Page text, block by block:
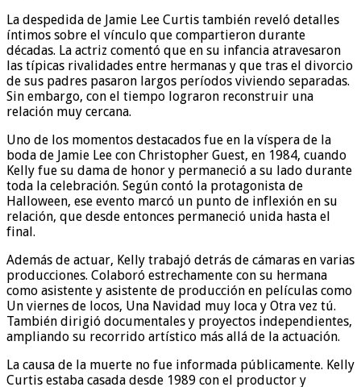
La despedida de Jamie Lee Curtis también reveló detalles
íntimos sobre el vínculo que compartieron durante
décadas. La actriz comentó que en su infancia atravesaron
las típicas rivalidades entre hermanas y que tras el divorcio
de sus padres pasaron largos períodos viviendo separadas.
Sin embargo, con el tiempo lograron reconstruir una
relación muy cercana.
Uno de los momentos destacados fue en la víspera de la
boda de Jamie Lee con Christopher Guest, en 1984, cuando
Kelly fue su dama de honor y permaneció a su lado durante
toda la celebración. Según contó la protagonista de
Halloween, ese evento marcó un punto de inflexión en su
relación, que desde entonces permaneció unida hasta el
final.
Además de actuar, Kelly trabajó detrás de cámaras en varias
producciones. Colaboró estrechamente con su hermana
como asistente y asistente de producción en películas como
Un viernes de locos, Una Navidad muy loca y Otra vez tú.
También dirigió documentales y proyectos independientes,
ampliando su recorrido artístico más allá de la actuación.
La causa de la muerte no fue informada públicamente. Kelly
Curtis estaba casada desde 1989 con el productor y